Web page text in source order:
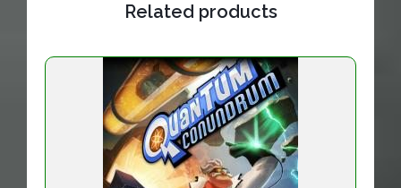
Related products